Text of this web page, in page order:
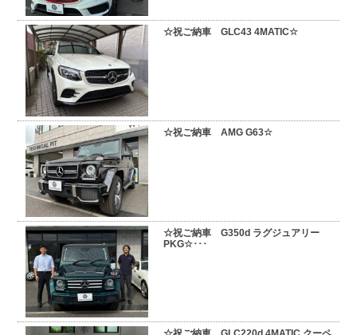
☆祝ご納車 GLC43 4MATIC☆
☆祝ご納車 AMG G63☆
☆祝ご納車 G350d ラグジュアリー
PKG☆･･･